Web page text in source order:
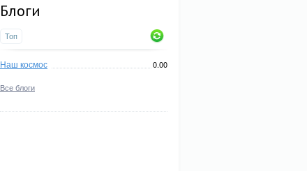
Блоги
Топ
Наш космос 0.00
Все блоги